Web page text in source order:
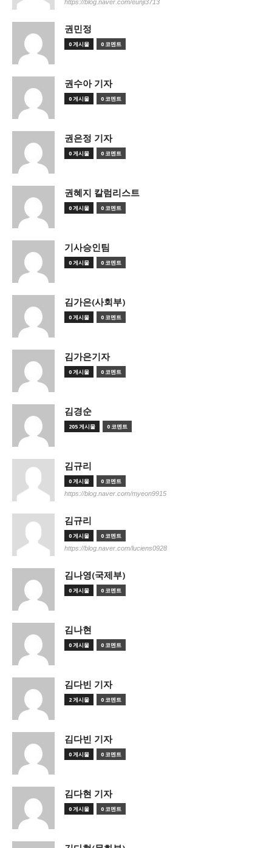
https://blog.naver.com/eunji3713
권민정
0 게시물 0 코멘트
권수아 기자
0 게시물 0 코멘트
권은정 기자
0 게시물 0 코멘트
권혜지 칼럼리스트
0 게시물 0 코멘트
기사승인팀
0 게시물 0 코멘트
김가은(사회부)
0 게시물 0 코멘트
김가은기자
0 게시물 0 코멘트
김경순
205 게시물 0 코멘트
김규리
0 게시물 0 코멘트
https://blog.naver.com/myeon9915
김규리
0 게시물 0 코멘트
https://blog.naver.com/luciens0928
김나영(국제부)
0 게시물 0 코멘트
김나현
0 게시물 0 코멘트
김다빈 기자
2 게시물 0 코멘트
김다빈 기자
0 게시물 0 코멘트
김다현 기자
0 게시물 0 코멘트